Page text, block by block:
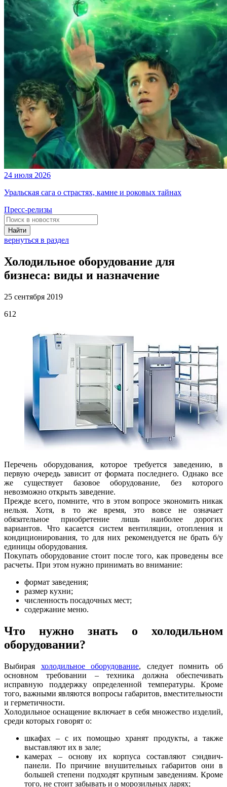
24 июля 2026
Уральская сага о страстях, камне и роковых тайнах
Пресс-релизы
Найти
вернуться в раздел
Холодильное оборудование для
бизнеса: виды и назначение
25 сентября 2019
612
Перечень оборудования, которое требуется заведению, в
первую очередь зависит от формата последнего. Однако все
же существует базовое оборудование, без которого
невозможно открыть заведение.
Прежде всего, помните, что в этом вопросе экономить никак
нельзя. Хотя, в то же время, это вовсе не означает
обязательное приобретение лишь наиболее дорогих
вариантов. Что касается систем вентиляции, отопления и
кондиционирования, то для них рекомендуется не брать б/у
единицы оборудования.
Покупать оборудование стоит после того, как проведены все
расчеты. При этом нужно принимать во внимание:
формат заведения;
размер кухни;
численность посадочных мест;
содержание меню.
Что нужно знать о холодильном
оборудовании?
Выбирая холодильное оборудование, следует помнить об
основном требовании – техника должна обеспечивать
исправную поддержку определенной температуры. Кроме
того, важными являются вопросы габаритов, вместительности
и герметичности.
Холодильное оснащение включает в себя множество изделий,
среди которых говорят о:
шкафах – с их помощью хранят продукты, а также
выставляют их в зале;
камерах – основу их корпуса составляют сэндвич-
панели. По причине внушительных габаритов они в
большей степени подходят крупным заведениям. Кроме
того, не стоит забывать и о морозильных ларях;